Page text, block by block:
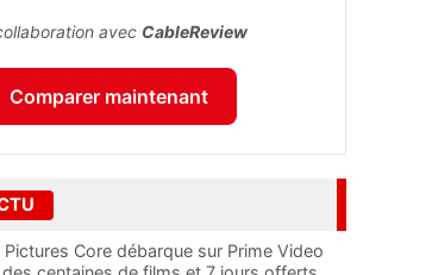
avec CableReview
Comparer maintenant
Pictures Core débarque sur Prime Video